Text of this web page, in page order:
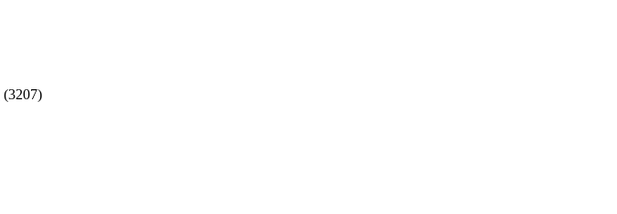
(3207)